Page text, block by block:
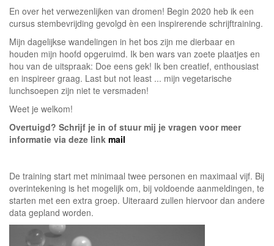
En over het verwezenlijken van dromen! Begin 2020 heb ik een
cursus stembevrijding gevolgd èn een inspirerende schrijftraining.
Mijn dagelijkse wandelingen in het bos zijn me dierbaar en
houden mijn hoofd opgeruimd. Ik ben wars van zoete plaatjes en
hou van de uitspraak: Doe eens gek! Ik ben creatief, enthousiast
en inspireer graag. Last but not least ... mijn vegetarische
lunchsoepen zijn niet te versmaden!
Weet je welkom!
Overtuigd? Schrijf je in of stuur mij je vragen voor meer
informatie via deze link mail
De training start met minimaal twee personen en maximaal vijf. Bij
overintekening is het mogelijk om, bij voldoende aanmeldingen, te
starten met een extra groep. Uiteraard zullen hiervoor dan andere
data gepland worden.